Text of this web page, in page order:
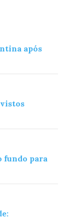
após
fundo para